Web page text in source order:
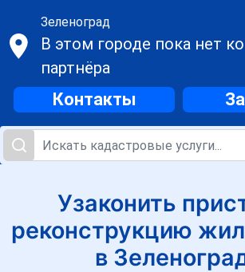
Зеленоград
В этом городе пока нет
партнёра
Контакты
Узаконить
реконструкцию
в